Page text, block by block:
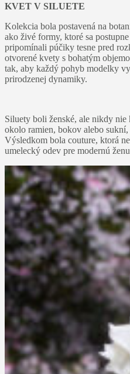
KVET V SILUETE
Kolekcia bola postavená na
ako živé formy, ktoré sa
pripomínali púčiky tesne pred
otvorené kvety s bohatým
tak, aby každý pohyb modelky
prirodzenej dynamiky.
Siluety boli ženské, ale nikdy
okolo ramien, bokov alebo
Výsledkom bola couture, ktorá
umelecký odev pre modernú